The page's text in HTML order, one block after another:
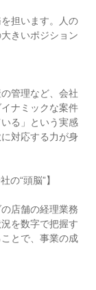
担います。人の
きいポジション
管理など、会社
ナミックな案件
る」という実感
対応する力が身
の“頭脳”】
店舗の経理業務
を数字で把握す
とで、事業の成